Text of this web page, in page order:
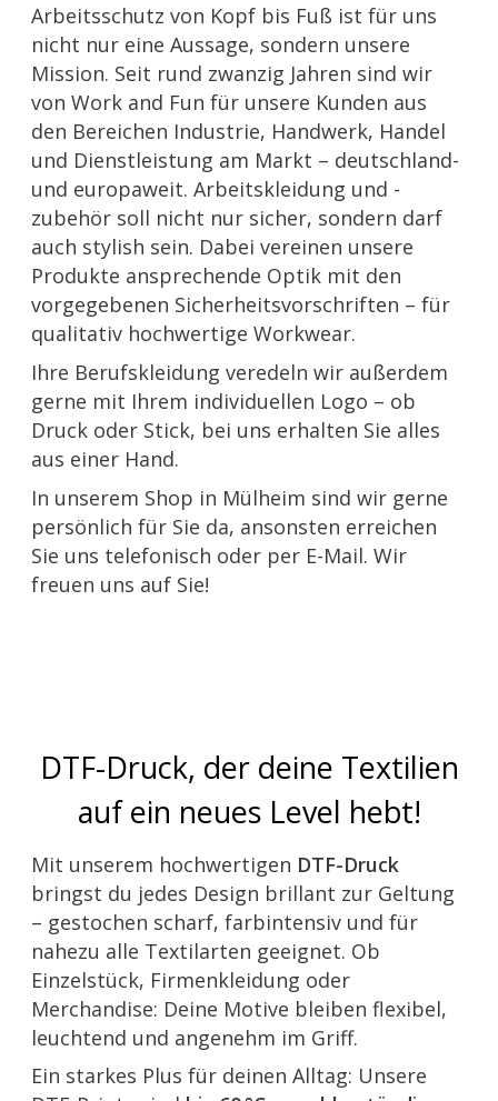
Arbeitsschutz von Kopf bis Fuß ist für uns
nicht nur eine Aussage, sondern unsere
Mission. Seit rund zwanzig Jahren sind wir
von Work and Fun für unsere Kunden aus
den Bereichen Industrie, Handwerk, Handel
und Dienstleistung am Markt – deutschland-
und europaweit. Arbeitskleidung und -
zubehör soll nicht nur sicher, sondern darf
auch stylish sein. Dabei vereinen unsere
Produkte ansprechende Optik mit den
vorgegebenen Sicherheitsvorschriften – für
qualitativ hochwertige Workwear.
Ihre Berufskleidung veredeln wir außerdem
gerne mit Ihrem individuellen Logo – ob
Druck oder Stick, bei uns erhalten Sie alles
aus einer Hand.
In unserem Shop in Mülheim sind wir gerne
persönlich für Sie da, ansonsten erreichen
Sie uns telefonisch oder per E-Mail. Wir
freuen uns auf Sie!
DTF-Druck, der deine Textilien
auf ein neues Level hebt!
Mit unserem hochwertigen DTF-Druck
bringst du jedes Design brillant zur Geltung
– gestochen scharf, farbintensiv und für
nahezu alle Textilarten geeignet. Ob
Einzelstück, Firmenkleidung oder
Merchandise: Deine Motive bleiben flexibel,
leuchtend und angenehm im Griff.
Ein starkes Plus für deinen Alltag: Unsere